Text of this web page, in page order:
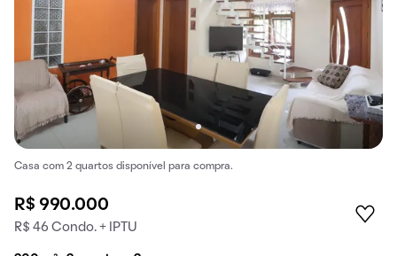
Casa com 2 quartos disponível para compra.
R$ 990.000
R$ 46 Condo. + IPTU